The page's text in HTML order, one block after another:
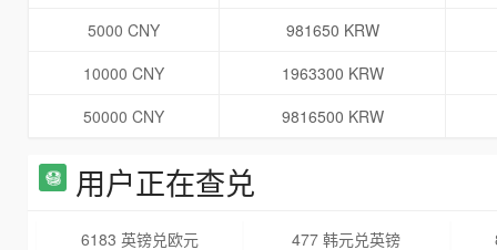
5000 CNY
981650 KRW
10000 CNY
1963300 KRW
50000 CNY
9816500 KRW
用户正在查兑
6183 英镑兑欧元 477 韩元兑英镑